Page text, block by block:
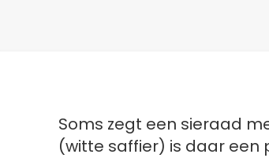
Soms zegt een sieraad
(witte saffier) is daar een